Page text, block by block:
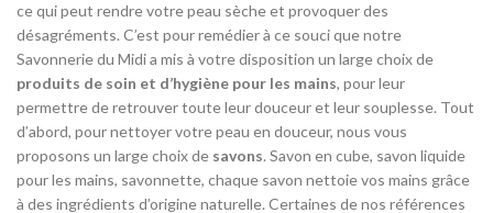
ce qui peut rendre votre peau sèche et provoquer des
désagréments. C’est pour remédier à ce souci que notre
Savonnerie du Midi a mis à votre disposition un large choix de
produits de soin et d’hygiène pour les mains, pour leur
permettre de retrouver toute leur douceur et leur souplesse. Tout
d’abord, pour nettoyer votre peau en douceur, nous vous
proposons un large choix de savons. Savon en cube, savon liquide
pour les mains, savonnette, chaque savon nettoie vos mains grâce
à des ingrédients d’origine naturelle. Certaines de nos références